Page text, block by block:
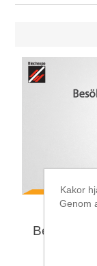
BRAUN
Bearbetning
Målnings-
Spare parts &
Kontakt
Besök
Kakor
Genom